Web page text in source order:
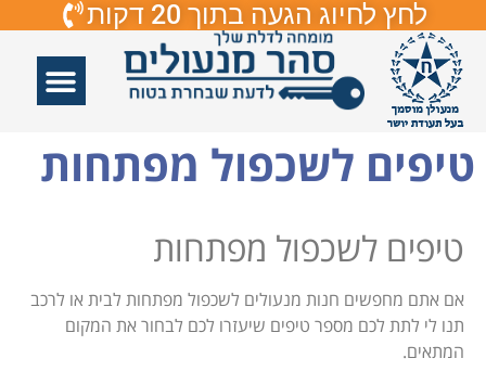
לחץ לחיוג הגעה בתוך 20 דקות
טיפים לשכפול מפתחות
טיפים לשכפול מפתחות
אם אתם מחפשים חנות מנעולים לשכפול מפתחות לבית או לרכב
תנו לי לתת לכם מספר טיפים שיעזרו לכם לבחור את המקום
המתאים.